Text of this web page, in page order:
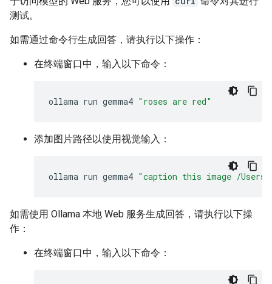
测试。
如需通过命令行生成回答，请执行以下操作：
在终端窗口中，输入以下命令：
ollama run gemma4 "roses are red"
添加图片路径以使用视觉输入：
ollama run gemma4 "caption this image /Users/
如需使用 Ollama 本地 Web 服务生成回答，请执行以下操
作：
在终端窗口中，输入以下命令：